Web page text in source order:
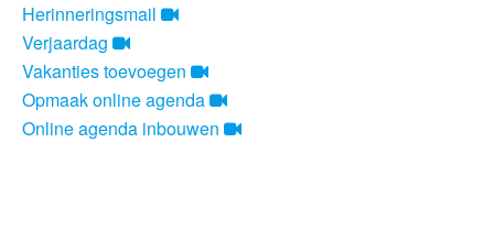
Herinneringsmail
Verjaardag
Vakanties toevoegen
Opmaak online agenda
Online agenda inbouwen